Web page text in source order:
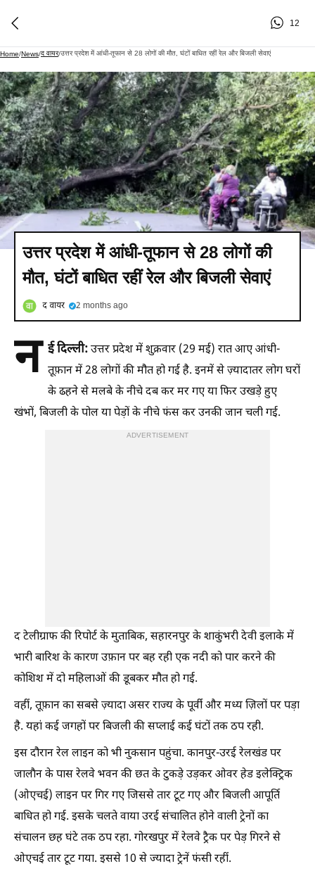
12
Home/News/द वायर/उत्तर प्रदेश में आंधी-तूफान से 28 लोगों की मौत, घंटों बाधित रहीं रेल और बिजली सेवाएं
उत्तर प्रदेश में आंधी-तूफान से 28 लोगों की
मौत, घंटों बाधित रहीं रेल और बिजली सेवाएं
द वायर 2 months ago
न ई दिल्ली:उत्तर प्रदेश में शुक्रवार (29 मई) रात आए आंधी-
तूफ़ान में 28 लोगों की मौत हो गई है. इनमें से ज़्यादातर लोग घरों
के ढहने से मलबे के नीचे दब कर मर गए या फिर उखड़े हुए
खंभों, बिजली के पोल या पेड़ों के नीचे फंस कर उनकी जान चली गई.
ADVERTISEMENT
द टेलीग्राफ की रिपोर्ट के मुताबिक, सहारनपुर के शाकुंभरी देवी इलाके में
भारी बारिश के कारण उफ़ान पर बह रही एक नदी को पार करने की
कोशिश में दो महिलाओं की डूबकर मौत हो गई.
वहीं, तूफ़ान का सबसे ज़्यादा असर राज्य के पूर्वी और मध्य ज़िलों पर पड़ा
है. यहांं कई जगहों पर बिजली की सप्लाई कई घंटों तक ठप रही.
इस दौरान रेल लाइन को भी नुकसान पहुंचा. कानपुर-उरई रेलखंड पर
जालाैन के पास रेलवे भवन की छत के टुकड़े उड़कर ओवर हेड इलेक्ट्रिक
(ओएचई) लाइन पर गिर गए जिससे तार टूट गए और बिजली आपूर्ति
बाधित हो गई. इसके चलते वाया उरई संचालित होने वाली ट्रेनों का
संचालन छह घंटे तक ठप रहा. गोरखपुर में रेलवे ट्रैक पर पेड़ गिरने से
ओएचई तार टूट गया. इससे 10 से ज्यादा ट्रेनें फंसी रहीं.